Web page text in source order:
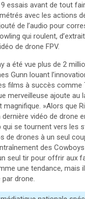
essais avant de tout
avec les actions
de l’audio pour
qui roulent,
de drone FPV.
a été vue plus de 2
Gunn louant
films à succès
merveilleuse ajoute au
»Alors que
vidéo de drone
se tournent vers les
de drones à un seul
des
seul tir pour offrir aux
une tendance, mais
drone.